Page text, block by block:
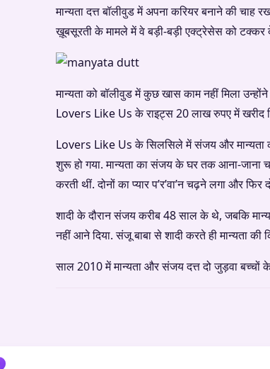
मान्यता दत्त बॉलीवुड में अपना करियर बनाने की चाह
ख़ूबसूरती के मामले में वे बड़ी-बड़ी एक्ट्रेसेस को टक्कर
मान्यता को बॉलीवुड में कुछ खास काम नहीं मिला
Lovers Like Us के राइट्स 20 लाख रुपए में खरीद
Lovers Like Us के सिलसिले में संजय और मान्यता
शुरू हो गया. मान्यता का संजय के घर तक आना-जाना
करती थीं. दोनों का प्यार प’र’वा’न चढ़ने लगा और फिर
शादी के दौरान संजय करीब 48 साल के थे, जबकि
नहीं आने दिया. संजू बाबा से शादी करते ही मान्यता
साल 2010 में मान्यता और संजय दत्त दो जुड़वा बच्चों